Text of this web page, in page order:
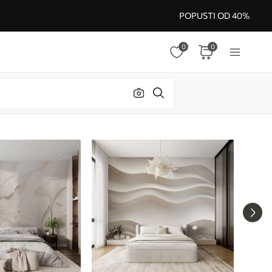
POPUSTI OD 40%
0 0